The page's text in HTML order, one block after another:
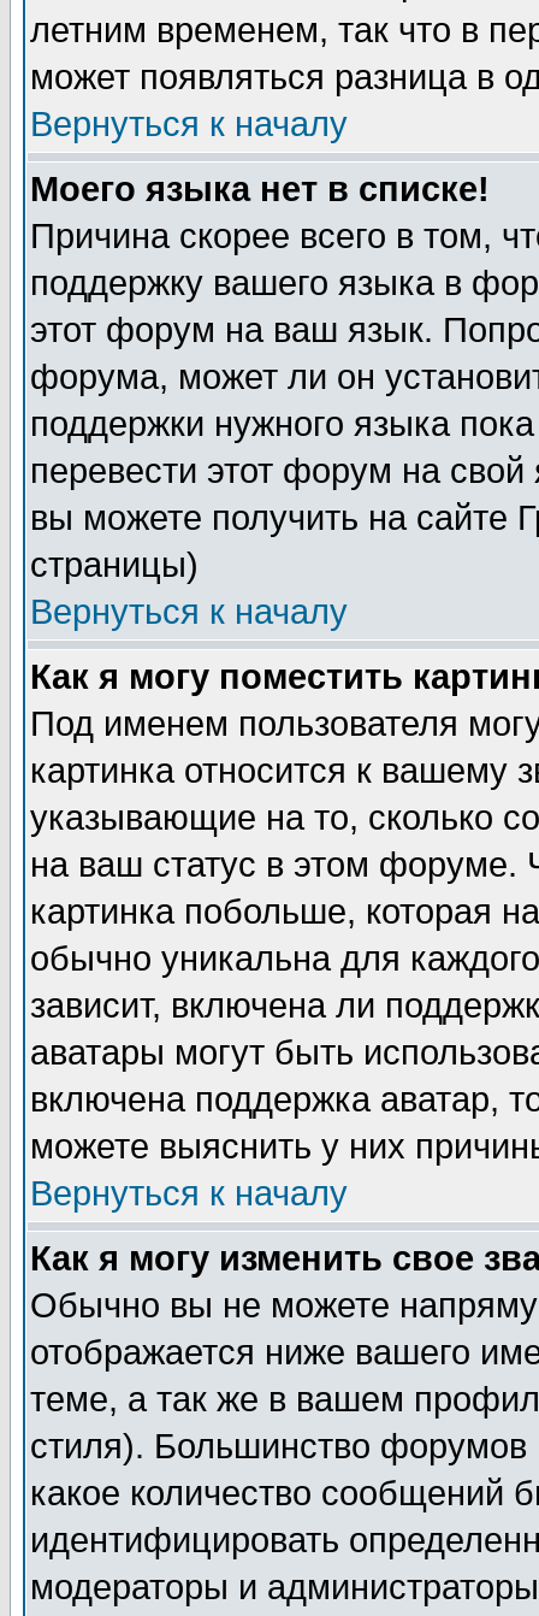
летним временем, так что в
может появляться разница в
Вернуться к началу
Моего языка нет в списке!
Причина скорее всего в том,
поддержку вашего языка в
этот форум на ваш язык.
форума, может ли он
поддержки нужного языка
перевести этот форум на
вы можете получить на сайте
страницы)
Вернуться к началу
Как я могу поместить
Под именем пользователя
картинка относится к вашему
указывающие на то, сколько
на ваш статус в этом форуме.
картинка побольше, которая
обычно уникальна для
зависит, включена ли
аватары могут быть
включена поддержка аватар,
можете выяснить у них
Вернуться к началу
Как я могу изменить свое
Обычно вы не можете
отображается ниже вашего
теме, а так же в вашем
стиля). Большинство форумов
какое количество сообщений
идентифицировать
модераторы и